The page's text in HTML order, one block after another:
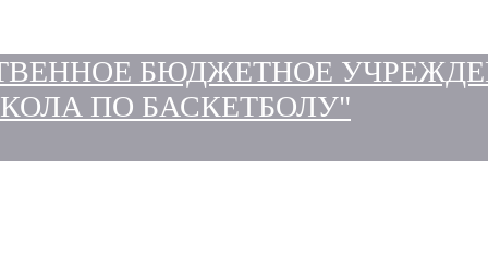
БЮДЖЕТНОЕ
ПО БАСКЕТБОЛУ"